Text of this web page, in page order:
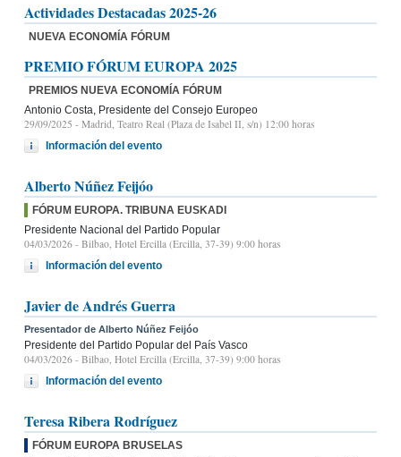
Actividades Destacadas 2025-26
NUEVA ECONOMÍA FÓRUM
PREMIO FÓRUM EUROPA 2025
PREMIOS NUEVA ECONOMÍA FÓRUM
Antonio Costa, Presidente del Consejo Europeo
29/09/2025 - Madrid, Teatro Real (Plaza de Isabel II, s/n) 12:00 horas
Información del evento
Alberto Núñez Feijóo
FÓRUM EUROPA. TRIBUNA EUSKADI
Presidente Nacional del Partido Popular
04/03/2026 - Bilbao, Hotel Ercilla (Ercilla, 37-39) 9:00 horas
Información del evento
Javier de Andrés Guerra
Presentador de Alberto Núñez Feijóo
Presidente del Partido Popular del País Vasco
04/03/2026 - Bilbao, Hotel Ercilla (Ercilla, 37-39) 9:00 horas
Información del evento
Teresa Ribera Rodríguez
FÓRUM EUROPA BRUSELAS